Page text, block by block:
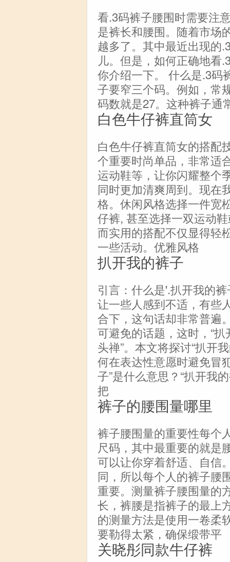
看.3码裤子腰围时需要注
是裤长和腰围。随着市场
越多了。其中最近出现的
儿。但是，如何正确地看
你介绍一下。 什么是.3码
子要窄三个码。例如，常
码数就是27。这种裤子通
白色牛仔裤直筒女
白色牛仔裤直筒女的搭配
个重要时尚单品，非常适
运动鞋等，让你闪耀整个
同时更加清爽周到。现在
格。休闲风格选择一件宽
仔裤, 甚至选择一双运动
而实用的搭配不仅显得轻
一些活动。优雅风格
扒开我的裤子
引言：什么是'.扒开我的
让一些人感到不适，有些
合下，这句话却非常普遍
可避免的话题，这时，“
头禅”。本文将探讨“扒开
何在表达性意愿时避免冒
子”是什么意思？“扒开我
把
裤子的腰围量哪里
裤子腰围量的重要性每个
尺码，其中最重要的就是
可以让你穿着舒适、自信
同，所以每个人的裤子腰
重要。测量裤子腰围量的
长，裤腰是指裤子的最上
的测量方法是使用一卷柔
要勒得太紧，确保缎带平
关晓彤同款牛仔裤